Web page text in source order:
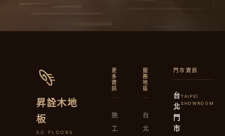
昇詮木地
板
SC FLOORS
更
多
資
訊
施
工
服
務
地
區
台
北
門市資訊
台
北
門
市
TAIPEI
SHOWROOM